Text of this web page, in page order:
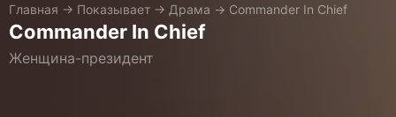
Главная → Показывает → Драма → Commander In Chief
Commander In Chief
Женщина-президент